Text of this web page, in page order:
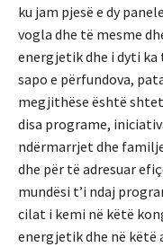
ku jam pjesë e dy
vogla dhe të mesme
energjetik dhe i dyti ka
sapo e përfundova,
megjithëse është
disa programe,
ndërmarrjet dhe
dhe për të adresuar
mundësi t’i ndaj
cilat i kemi në këtë
energjetik dhe në këtë